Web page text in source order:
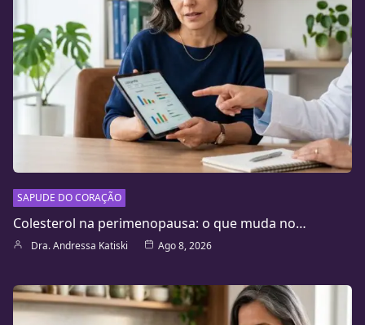
SAPUDE DO CORAÇÃO
Colesterol na perimenopausa: o que muda no…
Dra. Andressa Katiski Ago 8, 2026